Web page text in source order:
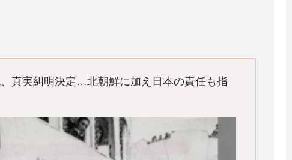
真実糾明決定…北朝鮮に加え日本の責任も指